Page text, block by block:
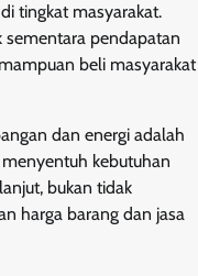
tingkat masyarakat.
sementara pendapatan
beli masyarakat
dan energi adalah
kebutuhan
bukan tidak
harga barang dan jasa